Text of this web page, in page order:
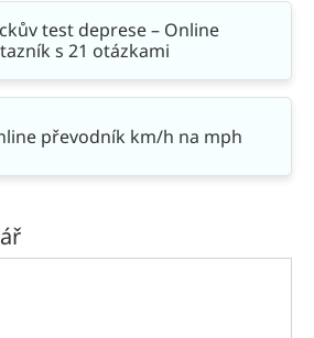
test deprese – Online
s 21 otázkami
převodník km/h na mph